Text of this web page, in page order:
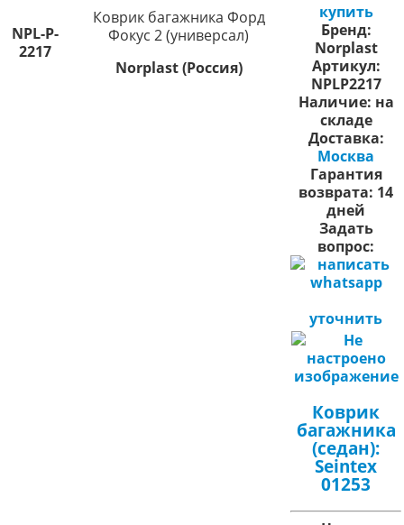
NPL-P-
2217
Коврик багажника Форд
Фокус 2 (универсал)
Norplast (Россия)
купить
Бренд:
Norplast
Артикул:
NPLP2217
Наличие: на
складе
Доставка:
Москва
Гарантия
возврата: 14
дней
Задать
вопрос:
уточнить
Коврик
багажника
(седан):
Seintex
01253